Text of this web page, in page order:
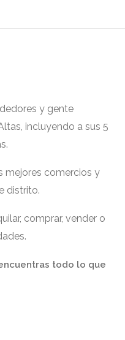
y gente
incluyendo a sus 5
mejores comercios y
distrito.
comprar, vender o
todo lo que